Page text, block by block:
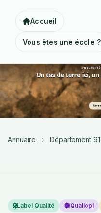
Accueil
Vous êtes une école ?
Annuaire › Département 91
Label Qualité Qualiopi